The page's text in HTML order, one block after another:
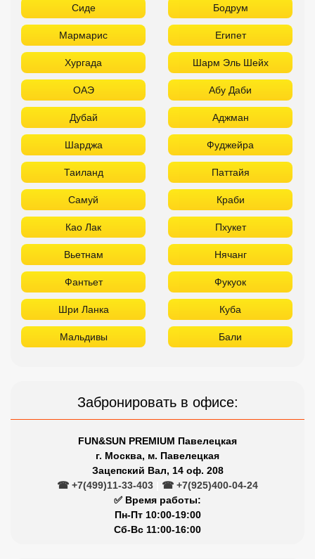
Сиде Бодрум
Мармарис Египет
Хургада Шарм Эль Шейх
ОАЭ Абу Даби
Дубай Аджман
Шарджа Фуджейра
Таиланд Паттайя
Самуй Краби
Као Лак Пхукет
Вьетнам Нячанг
Фантьет Фукуок
Шри Ланка Куба
Мальдивы Бали
Забронировать в офисе:
FUN&SUN PREMIUM Павелецкая
г. Москва, м. Павелецкая
Зацепский Вал, 14 оф. 208
☎ +7(499)11-33-403
☎ +7(925)400-04-24
✅ Время работы:
Пн-Пт 10:00-19:00
Сб-Вс 11:00-16:00